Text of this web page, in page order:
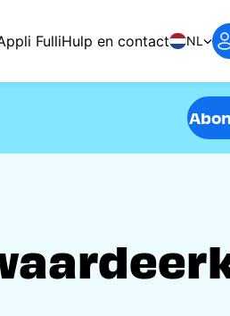
FulliHulp en contact NL